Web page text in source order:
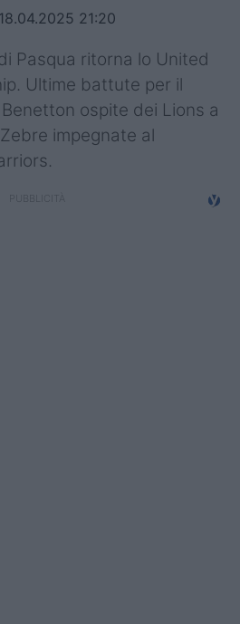
18.04.2025 21:20
Pasqua ritorna lo United
Ultime battute per il
ospite dei Lions a
impegnate al